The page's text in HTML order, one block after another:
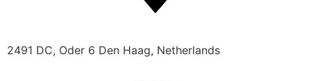
2491 DC, Oder 6 Den Haag, Netherlands